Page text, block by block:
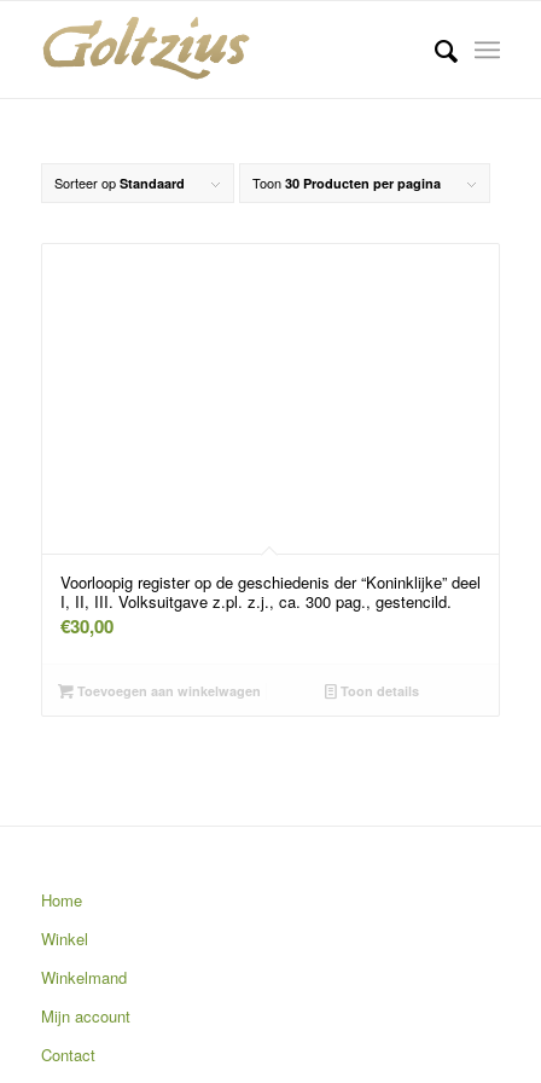
Sorteer op Standaard Toon 30 Producten per pagina
Voorloopig register op de geschiedenis der “Koninklijke” deel
I, II, III. Volksuitgave z.pl. z.j., ca. 300 pag., gestencild.
€30,00
Toevoegen aan winkelwagen Toon details
Home
Winkel
Winkelmand
Mijn account
Contact